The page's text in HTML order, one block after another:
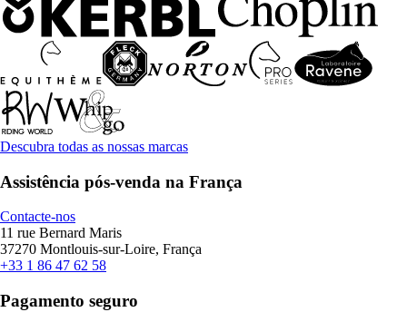
Descubra todas as nossas marcas
Assistência pós-venda na França
Contacte-nos
11 rue Bernard Maris
37270 Montlouis-sur-Loire, França
+33 1 86 47 62 58
Pagamento seguro